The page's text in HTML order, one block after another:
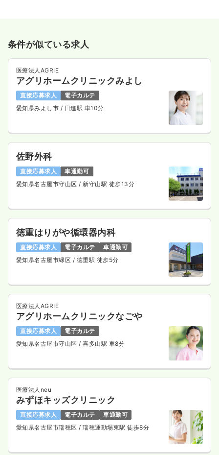
条件が似ている求人
医療法人AGRIE
アグリホームクリニックみよし
直接応募求人
電子カルテ
愛知県みよし市 / 日進駅 車10分
佐野外科
直接応募求人
車通勤可
愛知県名古屋市守山区/ 新守山駅 徒歩13分
徳重はりがや循環器内科
直接応募求人 電子カルテ
車通勤可
愛知県名古屋市緑区 / 徳重駅 徒歩5分
医療法人AGRIE
アグリホームクリニックなごや
直接応募求人
電子カルテ
愛知県名古屋市守山区/ 喜多山駅 車8分
医療法人neu
みずほキッズクリニック
直接応募求人 電子カルテ
車通勤可
愛知県名古屋市瑞穂区/ 瑞穂運動場東駅 徒歩8分